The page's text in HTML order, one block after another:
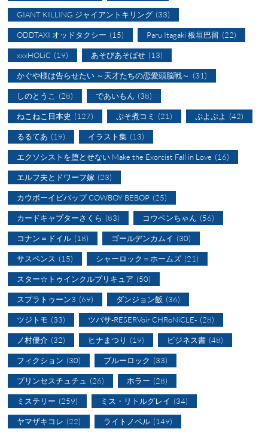
GIANT KILLING ジャイアントキリング (33)
ODDTAXI オッドタクシー (15) Paru Itagaki 板垣巴留 (22)
xxxHOLiC (19) あそびあそばせ (13)
かぐや様は告らせたい ～天才たちの恋愛頭脳戦～ (31)
しのとうこ (28) であいもん (38)
ねこねこ日本史 (127) ぷそ煮コミ (21) ぷよぷよ (42)
るるてあ (19) イラスト集 (13)
エクソシストを堕とせない Make the Exorcist Fall in Love (16)
エルフ夫とドワーフ嫁 (23)
カウボーイビバップ COWBOY BEBOP (25)
カードキャプターさくら (83) コウペンちゃん (56)
コナン＝ドイル (18) ゴールデンカムイ (30)
サスペンス (15) シャーロック＝ホームズ (21)
スター☆トゥインクルプリキュア (50)
スプラトゥーン3 (69) ダンジョン飯 (36)
ツジトモ (33) ツバサ-RESERVoir CHRoNiCLE- (28)
ノ村優介 (32) ヒナまつり (19) ビジネス書 (48)
フィクション (30) ブルーロック (33)
プリンセスチュチュ (26) ホラー (28)
ミステリー (259) ミス・リトルグレイ (34)
ヤマザキコレ (22) ライトノベル (149)